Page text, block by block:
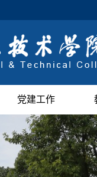
党建工作